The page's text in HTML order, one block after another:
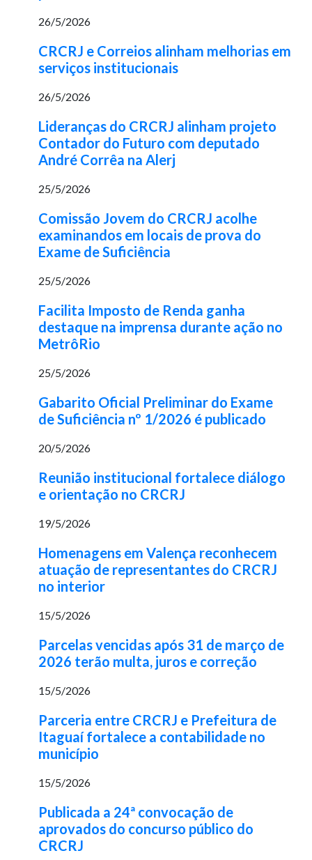
26/5/2026
CRCRJ e Correios alinham melhorias em
serviços institucionais
26/5/2026
Lideranças do CRCRJ alinham projeto
Contador do Futuro com deputado
André Corrêa na Alerj
25/5/2026
Comissão Jovem do CRCRJ acolhe
examinandos em locais de prova do
Exame de Suficiência
25/5/2026
Facilita Imposto de Renda ganha
destaque na imprensa durante ação no
MetrôRio
25/5/2026
Gabarito Oficial Preliminar do Exame
de Suficiência nº 1/2026 é publicado
20/5/2026
Reunião institucional fortalece diálogo
e orientação no CRCRJ
19/5/2026
Homenagens em Valença reconhecem
atuação de representantes do CRCRJ
no interior
15/5/2026
Parcelas vencidas após 31 de março de
2026 terão multa, juros e correção
15/5/2026
Parceria entre CRCRJ e Prefeitura de
Itaguaí fortalece a contabilidade no
município
15/5/2026
Publicada a 24ª convocação de
aprovados do concurso público do
CRCRJ